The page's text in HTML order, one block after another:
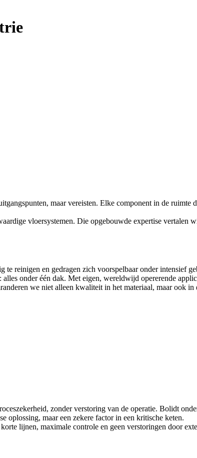
maar vereisten. Elke component in de ruimte
vloersystemen. Die opgebouwde expertise vertalen
reinigen en gedragen zich voorspelbaar onder intensief
onder één dak. Met eigen, wereldwijd opererende
we niet alleen kwaliteit in het materiaal, maar ook in
zonder verstoring van de operatie. Bolidt
oplossing, maar een zekere factor in een kritische keten.
lijnen, maximale controle en geen verstoringen door